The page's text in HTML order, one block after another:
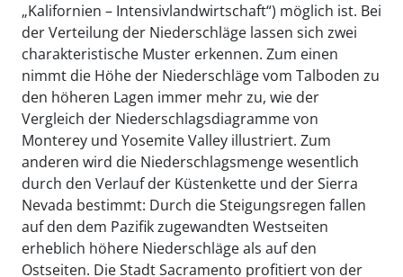
„Kalifornien – Intensivlandwirtschaft“) möglich ist. Bei
der Verteilung der Niederschläge lassen sich zwei
charakteristische Muster erkennen. Zum einen
nimmt die Höhe der Niederschläge vom Talboden zu
den höheren Lagen immer mehr zu, wie der
Vergleich der Niederschlagsdiagramme von
Monterey und Yosemite Valley illustriert. Zum
anderen wird die Niederschlagsmenge wesentlich
durch den Verlauf der Küstenkette und der Sierra
Nevada bestimmt: Durch die Steigungsregen fallen
auf den dem Pazifik zugewandten Westseiten
erheblich höhere Niederschläge als auf den
Ostseiten. Die Stadt Sacramento profitiert von der